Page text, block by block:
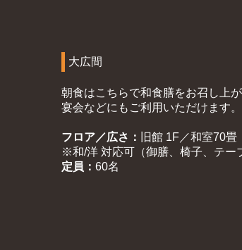
大広間
朝食はこちらで和食膳をお召し上が
宴会などにもご利用いただけます。
フロア／広さ：
旧館 1F／和室70畳
※和/洋 対応可（御膳、椅子、テー
定員： 60名